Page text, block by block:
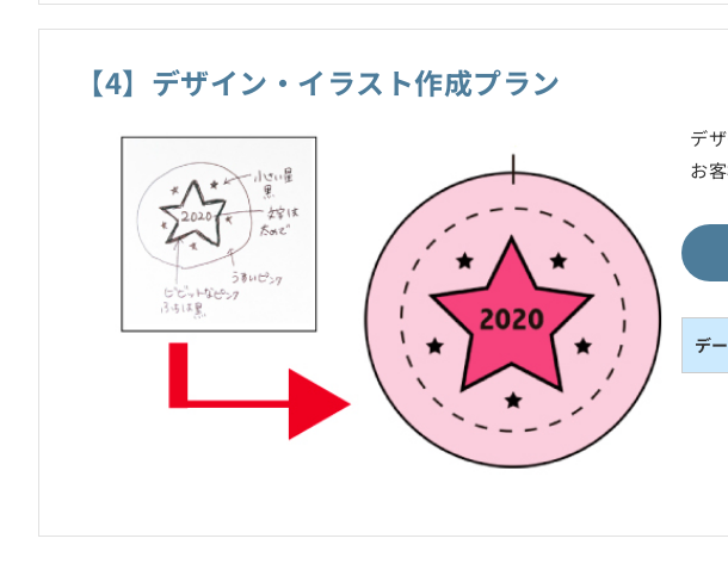
【4】デザイン・イラスト作成プラン
デ
お
デ